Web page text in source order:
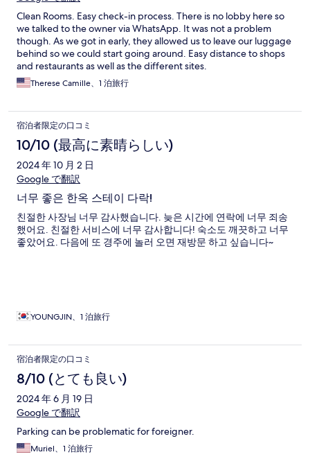
Clean Rooms. Easy check-in process. There is no lobby here so
we talked to the owner via WhatsApp. It was not a problem
though. As we got in early, they allowed us to leave our luggage
behind so we could start going around. Easy distance to shops
and restaurants as well as the different sites.
Therese Camille、1 泊旅行
宿泊者限定の口コミ
10/10 (最高に素晴らしい)
2024 年 10 月 2 日
Google で翻訳
너무 좋은 한옥 스테이 다락!
친절한 사장님 너무 감사했습니다. 늦은 시간에 연락에 너무 죄송
했어요. 친절한 서비스에 너무 감사합니다! 숙소도 깨끗하고 너무
좋았어요. 다음에 또 경주에 놀러 오면 재방문 하고 싶습니다~
YOUNGJIN、1 泊旅行
宿泊者限定の口コミ
8/10 (とても良い)
2024 年 6 月 19 日
Google で翻訳
Parking can be problematic for foreigner.
Muriel、1 泊旅行